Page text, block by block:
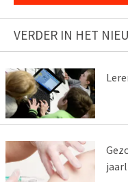
VERDER IN HET